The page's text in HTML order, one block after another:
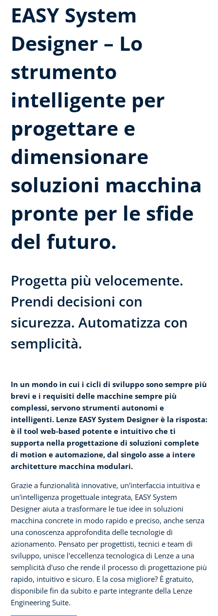
EASY System
Designer – Lo
strumento
intelligente per
progettare e
dimensionare
soluzioni macchina
pronte per le sfide
del futuro.
Progetta più velocemente.
Prendi decisioni con
sicurezza. Automatizza con
semplicità.
In un mondo in cui i cicli di sviluppo sono sempre più
brevi e i requisiti delle macchine sempre più
complessi, servono strumenti autonomi e
intelligenti. Lenze EASY System Designer è la risposta:
è il tool web-based potente e intuitivo che ti
supporta nella progettazione di soluzioni complete
di motion e automazione, dal singolo asse a intere
architetture macchina modulari.
Grazie a funzionalità innovative, un'interfaccia intuitiva e
un'intelligenza progettuale integrata, EASY System
Designer aiuta a trasformare le tue idee in soluzioni
macchina concrete in modo rapido e preciso, anche senza
una conoscenza approfondita delle tecnologie di
azionamento. Pensato per progettisti, tecnici e team di
sviluppo, unisce l'eccellenza tecnologica di Lenze a una
semplicità d'uso che rende il processo di progettazione più
rapido, intuitivo e sicuro. E la cosa migliore? È gratuito,
disponibile fin da subito e parte integrante della Lenze
Engineering Suite.